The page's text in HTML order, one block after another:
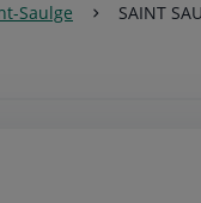
Saulge SAINT